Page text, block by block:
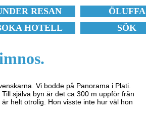
RESAN
ÖLUFFA
HOTELL SÖK
Vi bodde på Panorama i Plati.
själva byn är det ca 300 m uppför från
helt otrolig. Hon visste inte hur väl hon